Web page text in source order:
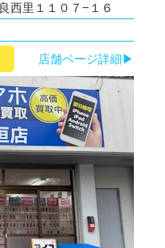
西里１１０７−１６
店舗ページ詳細▶